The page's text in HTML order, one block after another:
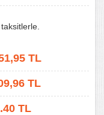
TL
TL
TL